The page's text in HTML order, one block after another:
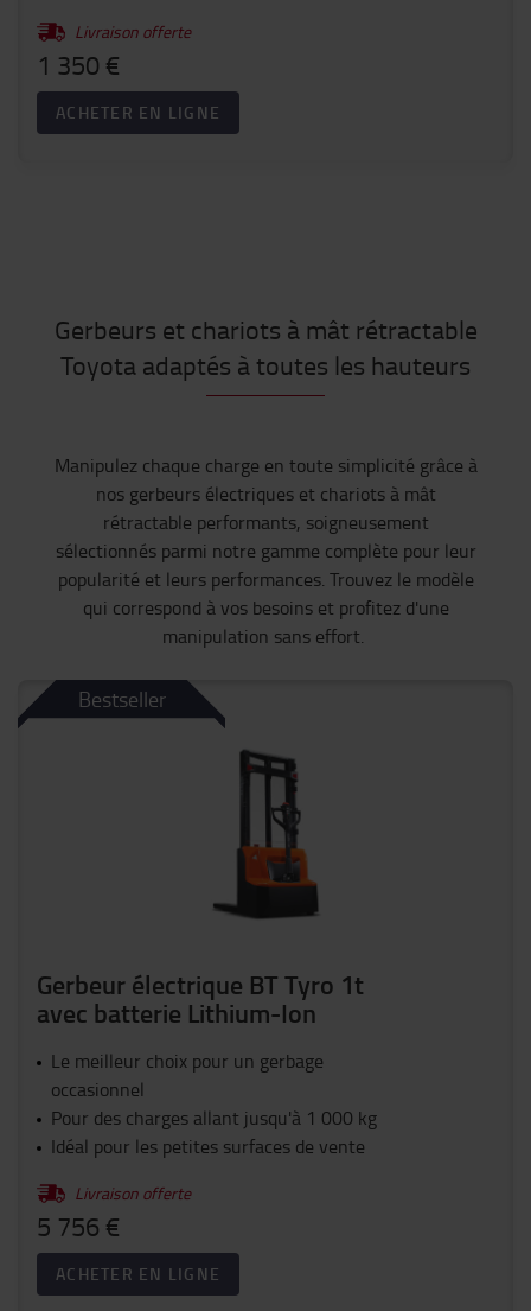
Livraison offerte
1 350 €
ACHETER EN LIGNE
Gerbeurs et chariots à mât rétractable
Toyota adaptés à toutes les hauteurs
Manipulez chaque charge en toute simplicité grâce à
nos gerbeurs électriques et chariots à mât
rétractable performants, soigneusement
sélectionnés parmi notre gamme complète pour leur
popularité et leurs performances. Trouvez le modèle
qui correspond à vos besoins et profitez d'une
manipulation sans effort.
Bestseller
Gerbeur électrique BT Tyro 1t
avec batterie Lithium-Ion
Le meilleur choix pour un gerbage
occasionnel
Pour des charges allant jusqu'à 1 000 kg
Idéal pour les petites surfaces de vente
Livraison offerte
5 756 €
ACHETER EN LIGNE